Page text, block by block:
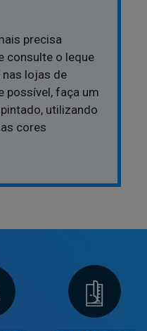
precisa
consulte o leque
lojas de
possível, faça um
utilizando
cores